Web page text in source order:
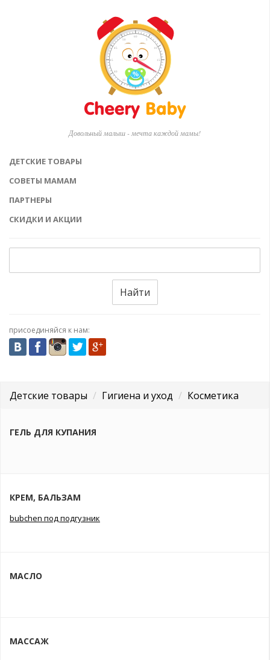
Довольный малыш - мечта каждой мамы!
ДЕТСКИЕ ТОВАРЫ
СОВЕТЫ МАМАМ
ПАРТНЕРЫ
СКИДКИ И АКЦИИ
Найти
присоединяйся к нам:
Детские товары Гигиена и уход Косметика
ГЕЛЬ ДЛЯ КУПАНИЯ
КРЕМ, БАЛЬЗАМ
bubchen под подгузник
МАСЛО
МАССАЖ